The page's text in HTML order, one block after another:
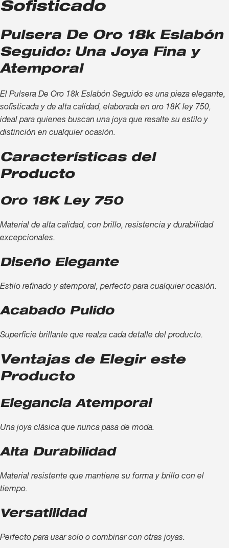
Sofisticado
Pulsera De Oro 18k Eslabón
Seguido: Una Joya Fina y
Atemporal
El Pulsera De Oro 18k Eslabón Seguido es una pieza elegante,
sofisticada y de alta calidad, elaborada en oro 18K ley 750,
ideal para quienes buscan una joya que resalte su estilo y
distinción en cualquier ocasión.
Características del
Producto
Oro 18K Ley 750
Material de alta calidad, con brillo, resistencia y durabilidad
excepcionales.
Diseño Elegante
Estilo refinado y atemporal, perfecto para cualquier ocasión.
Acabado Pulido
Superficie brillante que realza cada detalle del producto.
Ventajas de Elegir este
Producto
Elegancia Atemporal
Una joya clásica que nunca pasa de moda.
Alta Durabilidad
Material resistente que mantiene su forma y brillo con el
tiempo.
Versatilidad
Perfecto para usar solo o combinar con otras joyas.